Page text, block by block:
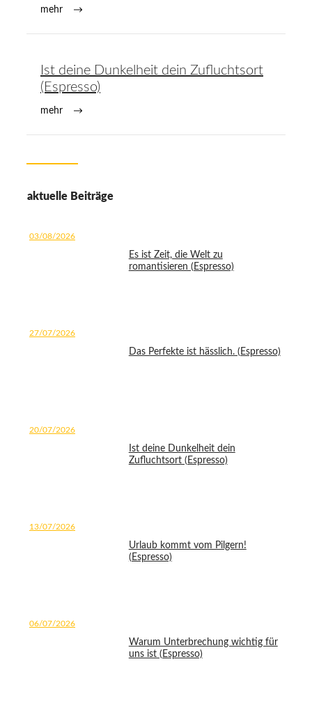
mehr
Ist deine Dunkelheit dein Zufluchtsort
(Espresso)
mehr
aktuelle Beiträge
03/08/2026
Es ist Zeit, die Welt zu
romantisieren (Espresso)
27/07/2026
Das Perfekte ist hässlich. (Espresso)
20/07/2026
Ist deine Dunkelheit dein
Zufluchtsort (Espresso)
13/07/2026
Urlaub kommt vom Pilgern!
(Espresso)
06/07/2026
Warum Unterbrechung wichtig für
uns ist (Espresso)